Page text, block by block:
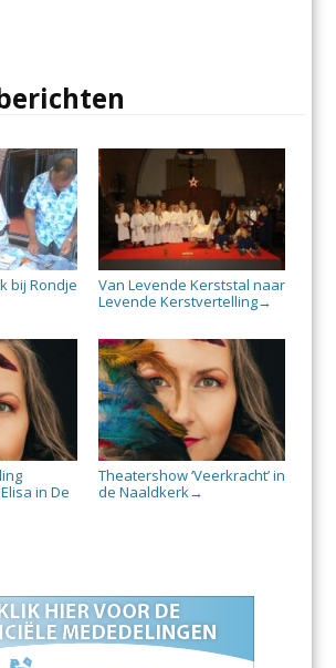
bij Rondje
Van Levende Kerststal naar
Levende Kerstvertelling→
in De
Theatershow ‘Veerkracht’ in
de Naaldkerk→